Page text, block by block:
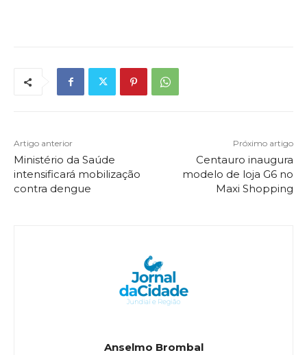
Artigo anterior
Ministério da Saúde
intensificará mobilização
contra dengue
Próximo artigo
Centauro inaugura
modelo de loja G6 no
Maxi Shopping
Anselmo Brombal